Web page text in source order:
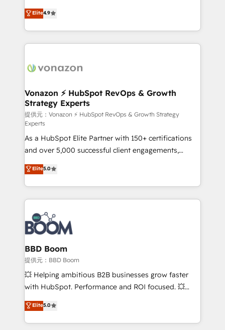
et grandes entreprises en France et à l'international,
dans des secteurs variés : SaaS, immobilier,
B2B à travers l’acquisition de nouveaux clients,
l'intégration CRM et le développement des revenus
auprès de vos comptes existants. En France et à
l'international, nous travaillons avec des ETI
delà d’une simple transformation digitale et des
➤ L’intégration de CRM et de méthodologie RevOps
pour aligner les équipes marketing, commerciales et
support client (data migration, synchronisation API,
audit et maintenance) ➤ La création de sites internet
de conversion qui transforment les visiteurs en
opportunités d'affaires ➤ La mise en place de
stratégies d'acquisition marketing (SEO, SEA,
inbound, automatisation marketing, ABM, IA,
emailing) Informations clés : - 10 ans d'expérience -
100+ intégrations CRM HubSpot réussies - 40
experts conseil - 150 certifications HubSpot
cumulées
Elite4.9
Vonazon ⚡ HubSpot RevOps & Growth
Strategy Experts
提供元：Vonazon ⚡ HubSpot RevOps & Growth Strategy
Experts
As a HubSpot Elite Partner with 150+ certifications
and over 5,000 successful client engagements,
Vonazon turns marketing complexity into
measurable, scalable growth. From onboarding to
enterprise-grade campaigns, our in-house team
builds scalable strategies that drive long-term
revenue. ⚙️ HubSpot Integration & Optimization •
Seamless CRM, CMS, and automation setup •
Complex platform migrations and data cleanups •
Custom APIs and third-party integrations 📈 End-to-
End Revenue Acceleration • Lifecycle marketing and
pipeline growth programs • Sales enablement tools
and CRM optimization • Retention strategies with
Execution • 750+ onboardings and 2,000+
implementations • Deep expertise across marketing,
Elite5.0
BBD Boom
提供元：BBD Boom
💥 Helping ambitious B2B businesses grow faster
with HubSpot. Performance and ROI focused. 💥
BBD Boom is the HubSpot partner that can help you
to HubSpot Better. We work with your teams to
solve all your HubSpot challenges and improve user
Elite5.0